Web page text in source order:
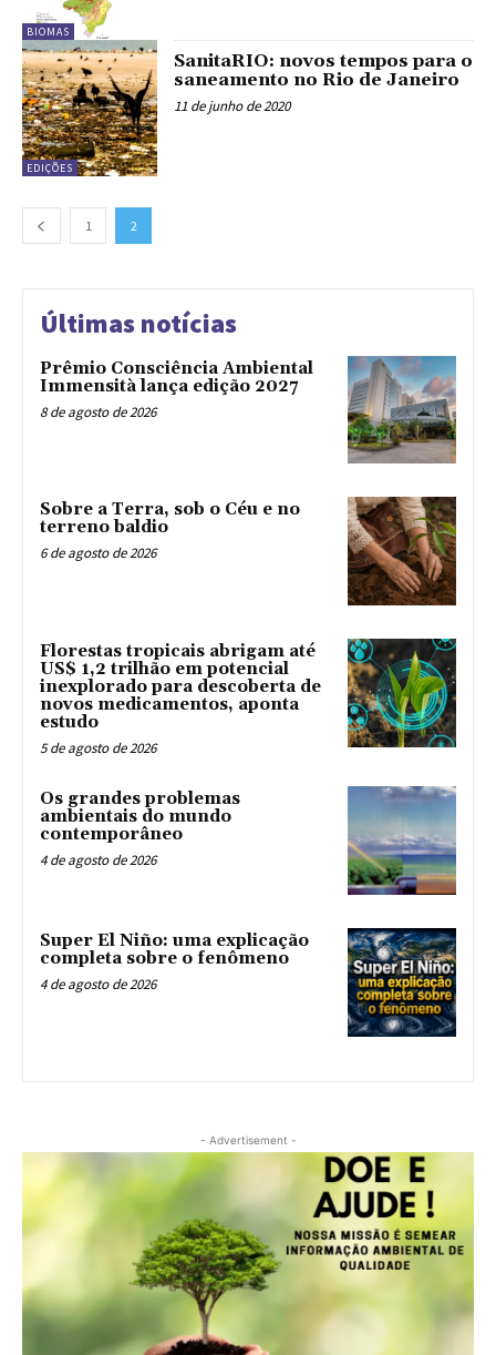
BIOMAS
EDIÇÕES
SanitaRIO: novos tempos para o
saneamento no Rio de Janeiro
11 de junho de 2020
1 2
Últimas notícias
Prêmio Consciência Ambiental
Immensità lança edição 2027
8 de agosto de 2026
Sobre a Terra, sob o Céu e no
terreno baldio
6 de agosto de 2026
Florestas tropicais abrigam até
US$ 1,2 trilhão em potencial
inexplorado para descoberta de
novos medicamentos, aponta
estudo
5 de agosto de 2026
Os grandes problemas
ambientais do mundo
contemporâneo
4 de agosto de 2026
Super El Niño: uma explicação
completa sobre o fenômeno
4 de agosto de 2026
- Advertisement -